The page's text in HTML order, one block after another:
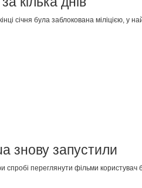
січня була заблокована міліцією, у
знову запустили
спробі переглянути фільми